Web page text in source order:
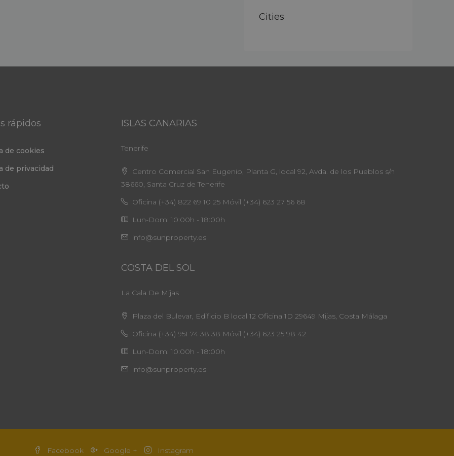
Cities
rápidos
de cookies
de privacidad
ISLAS CANARIAS
Tenerife
Centro Comercial San Eugenio, Planta G, local 92, Avda. de los Pueblos s/n
38660, Santa Cruz de Tenerife
Oficina (+34) 822 69 10 25 Móvil (+34) 623 27 56 68
Lun-Dom: 10:00h - 18:00h
info@sunproperty.es
COSTA DEL SOL
La Cala De Mijas
Plaza del Bulevar, Edificio B local 12 Oficina 1D 29649 Mijas, Costa Málaga
Oficina (+34) 951 74 38 38 Móvil (+34) 623 25 98 42
Lun-Dom: 10:00h - 18:00h
info@sunproperty.es
Facebook Google + Instagram